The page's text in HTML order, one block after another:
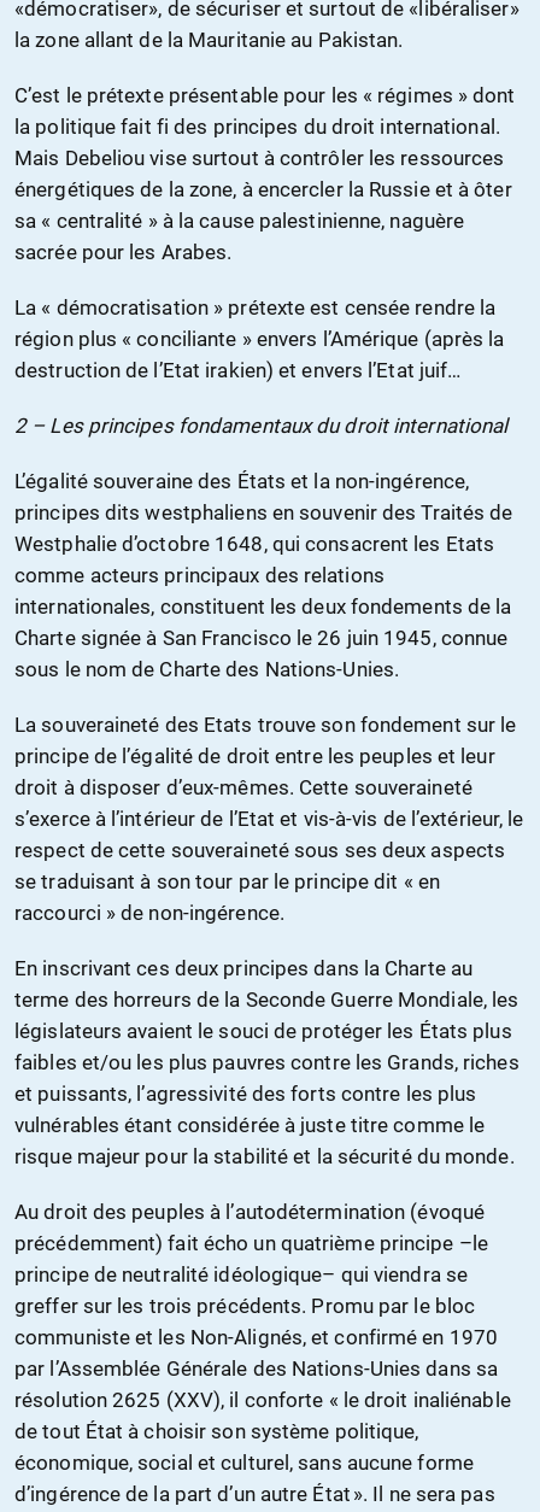
«démocratiser», de sécuriser et surtout de «libéraliser»
la zone allant de la Mauritanie au Pakistan.
C’est le prétexte présentable pour les « régimes » dont
la politique fait fi des principes du droit international.
Mais Debeliou vise surtout à contrôler les ressources
énergétiques de la zone, à encercler la Russie et à ôter
sa « centralité » à la cause palestinienne, naguère
sacrée pour les Arabes.
La « démocratisation » prétexte est censée rendre la
région plus « conciliante » envers l’Amérique (après la
destruction de l’Etat irakien) et envers l’Etat juif…
2 – Les principes fondamentaux du droit international
L’égalité souveraine des États et la non-ingérence,
principes dits westphaliens en souvenir des Traités de
Westphalie d’octobre 1648, qui consacrent les Etats
comme acteurs principaux des relations
internationales, constituent les deux fondements de la
Charte signée à San Francisco le 26 juin 1945, connue
sous le nom de Charte des Nations-Unies.
La souveraineté des Etats trouve son fondement sur le
principe de l’égalité de droit entre les peuples et leur
droit à disposer d’eux-mêmes. Cette souveraineté
s’exerce à l’intérieur de l’Etat et vis-à-vis de l’extérieur, le
respect de cette souveraineté sous ses deux aspects
se traduisant à son tour par le principe dit « en
raccourci » de non-ingérence.
En inscrivant ces deux principes dans la Charte au
terme des horreurs de la Seconde Guerre Mondiale, les
législateurs avaient le souci de protéger les États plus
faibles et/ou les plus pauvres contre les Grands, riches
et puissants, l’agressivité des forts contre les plus
vulnérables étant considérée à juste titre comme le
risque majeur pour la stabilité et la sécurité du monde.
Au droit des peuples à l’autodétermination (évoqué
précédemment) fait écho un quatrième principe –le
principe de neutralité idéologique– qui viendra se
greffer sur les trois précédents. Promu par le bloc
communiste et les Non-Alignés, et confirmé en 1970
par l’Assemblée Générale des Nations-Unies dans sa
résolution 2625 (XXV), il conforte « le droit inaliénable
de tout État à choisir son système politique,
économique, social et culturel, sans aucune forme
d’ingérence de la part d’un autre État ». Il ne sera pas